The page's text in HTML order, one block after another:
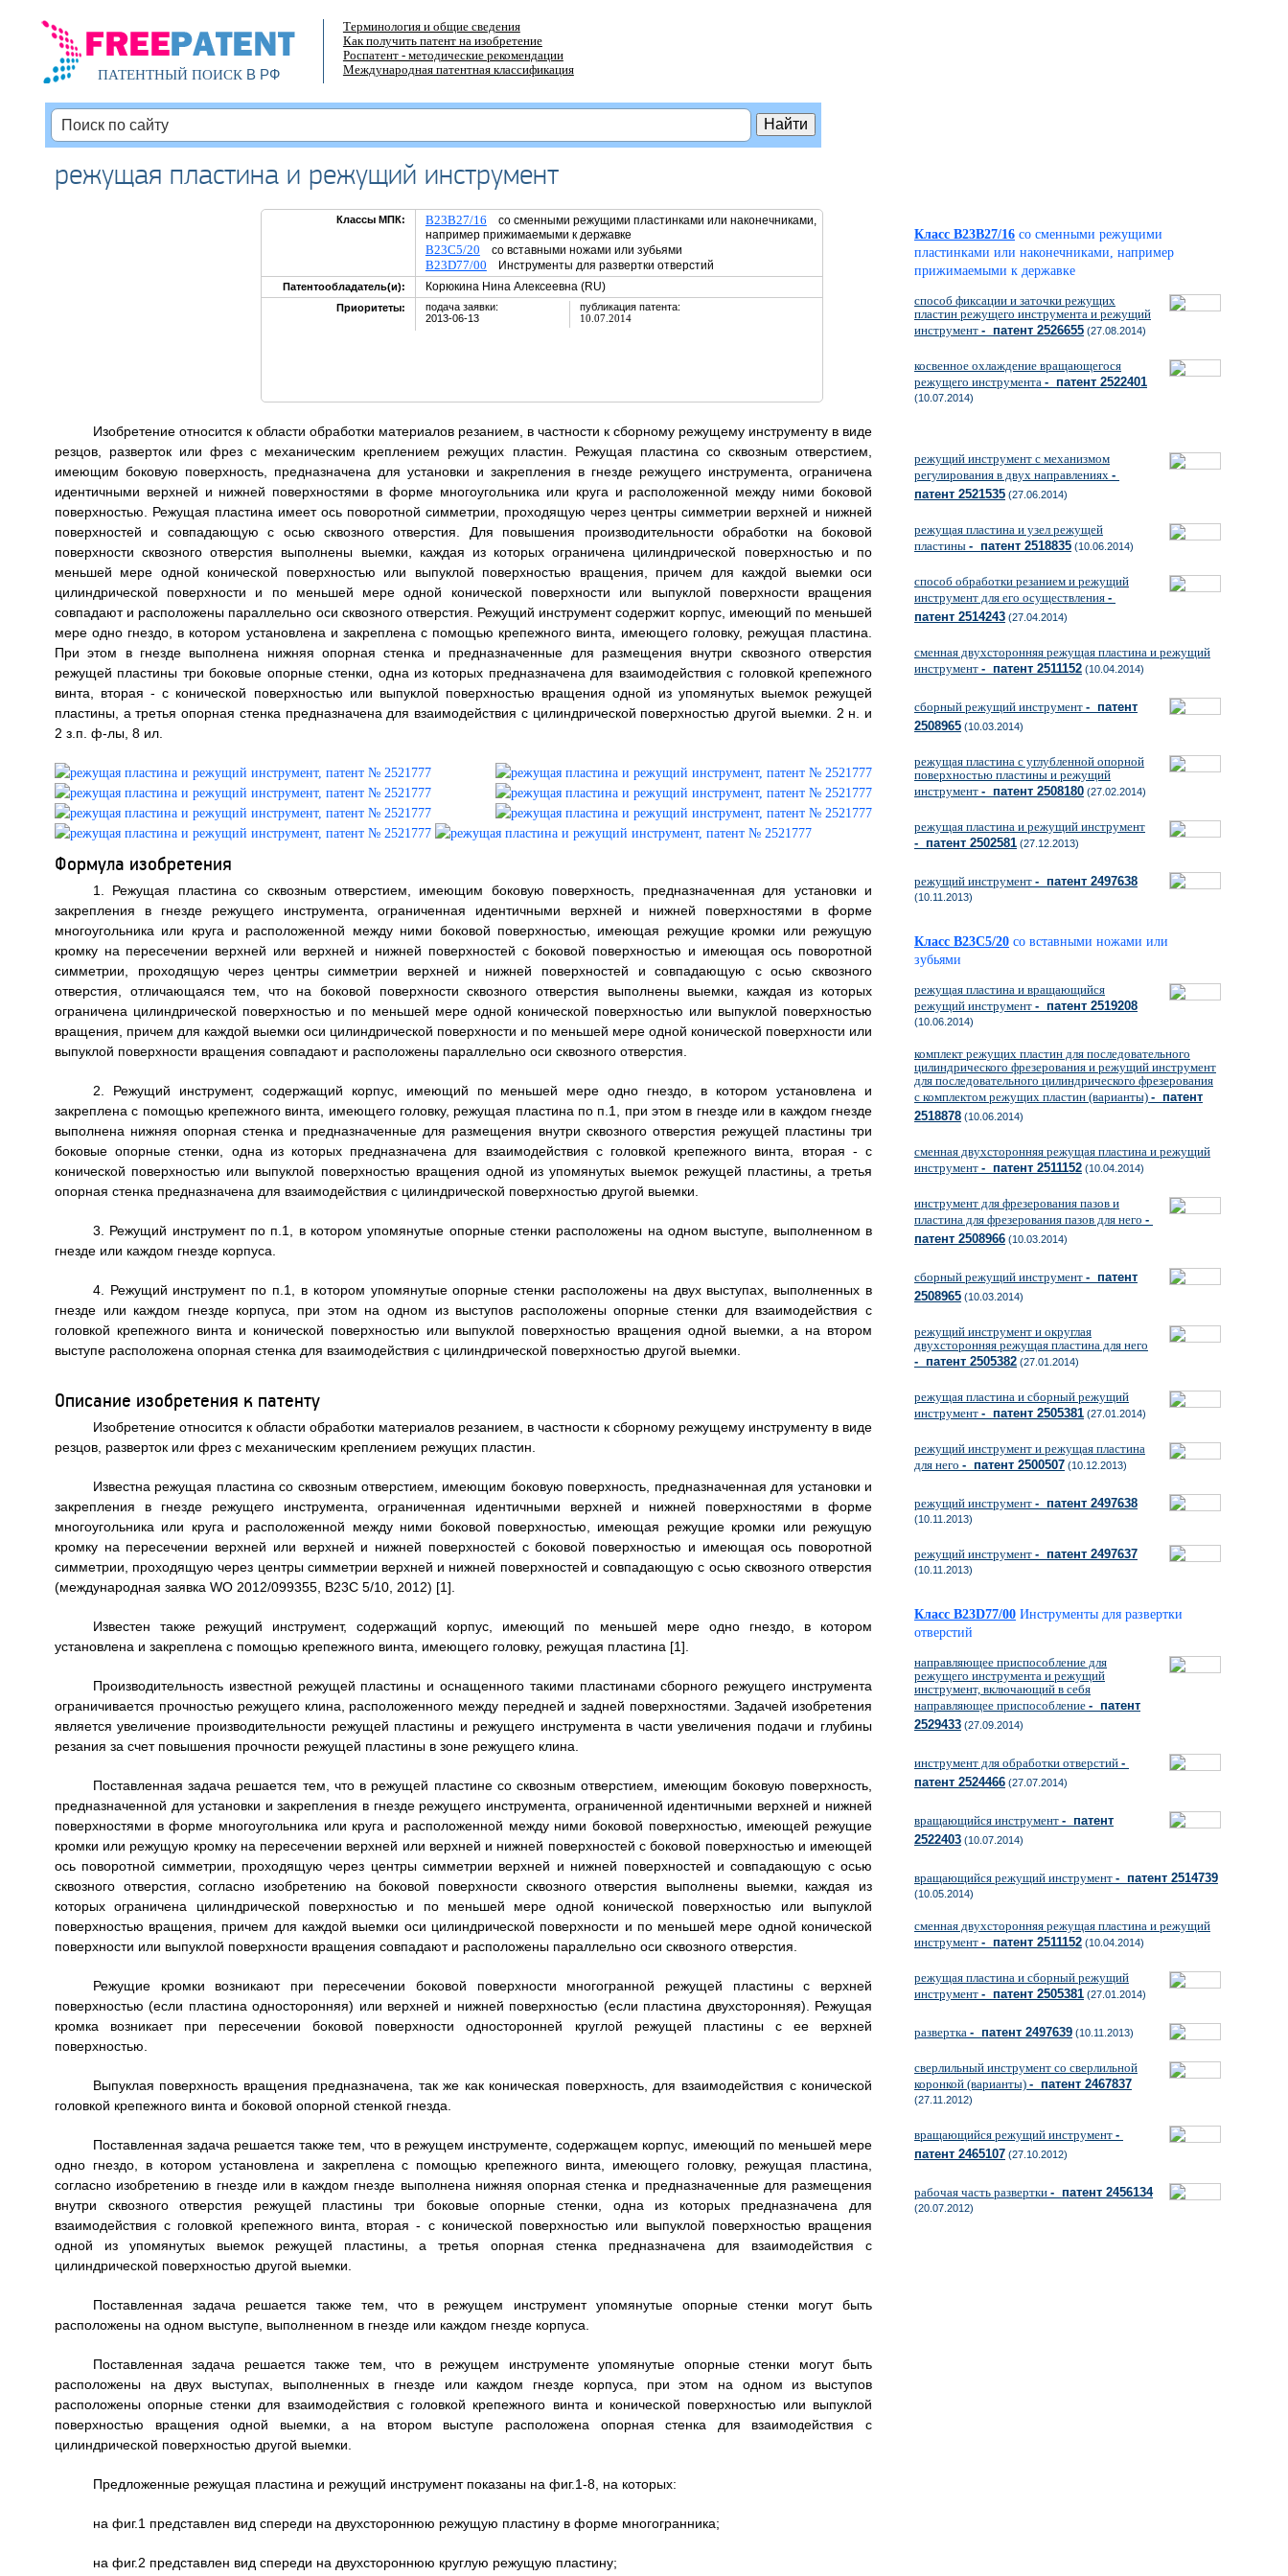
ПАТЕНТНЫЙ ПОИСКВ РФ
Терминология и общие сведения
Как получить патент на изобретение
Роспатент - методические рекомендации
Международная патентная классификация
режущая пластина и режущий инструмент
Классы МПК: B23B27/16 со сменными режущими пластинками или наконечниками,
например прижимаемыми к державке
B23C5/20 со вставными ножами или зубьями
B23D77/00 Инструменты для развертки отверстий
Патентообладатель(и): Корюкина Нина Алексеевна (RU)
Приоритеты:
подача заявки:
2013-06-13
публикация патента:
10.07.2014
Изобретение относится к области обработки материалов резанием, в частности к сборному режущему инструменту в виде
резцов, разверток или фрез с механическим креплением режущих пластин. Режущая пластина со сквозным отверстием,
имеющим боковую поверхность, предназначена для установки и закрепления в гнезде режущего инструмента, ограничена
идентичными верхней и нижней поверхностями в форме многоугольника или круга и расположенной между ними боковой
поверхностью. Режущая пластина имеет ось поворотной симметрии, проходящую через центры симметрии верхней и нижней
поверхностей и совпадающую с осью сквозного отверстия. Для повышения производительности обработки на боковой
поверхности сквозного отверстия выполнены выемки, каждая из которых ограничена цилиндрической поверхностью и по
меньшей мере одной конической поверхностью или выпуклой поверхностью вращения, причем для каждой выемки оси
цилиндрической поверхности и по меньшей мере одной конической поверхности или выпуклой поверхности вращения
совпадают и расположены параллельно оси сквозного отверстия. Режущий инструмент содержит корпус, имеющий по меньшей
мере одно гнездо, в котором установлена и закреплена с помощью крепежного винта, имеющего головку, режущая пластина.
При этом в гнезде выполнена нижняя опорная стенка и предназначенные для размещения внутри сквозного отверстия
режущей пластины три боковые опорные стенки, одна из которых предназначена для взаимодействия с головкой крепежного
винта, вторая - с конической поверхностью или выпуклой поверхностью вращения одной из упомянутых выемок режущей
пластины, а третья опорная стенка предназначена для взаимодействия с цилиндрической поверхностью другой выемки. 2 н. и
2 з.п. ф-лы, 8 ил.
Формула изобретения
1. Режущая пластина со сквозным отверстием, имеющим боковую поверхность, предназначенная для установки и
закрепления в гнезде режущего инструмента, ограниченная идентичными верхней и нижней поверхностями в форме
многоугольника или круга и расположенной между ними боковой поверхностью, имеющая режущие кромки или режущую
кромку на пересечении верхней или верхней и нижней поверхностей с боковой поверхностью и имеющая ось поворотной
симметрии, проходящую через центры симметрии верхней и нижней поверхностей и совпадающую с осью сквозного
отверстия, отличающаяся тем, что на боковой поверхности сквозного отверстия выполнены выемки, каждая из которых
ограничена цилиндрической поверхностью и по меньшей мере одной конической поверхностью или выпуклой поверхностью
вращения, причем для каждой выемки оси цилиндрической поверхности и по меньшей мере одной конической поверхности или
выпуклой поверхности вращения совпадают и расположены параллельно оси сквозного отверстия.
2. Режущий инструмент, содержащий корпус, имеющий по меньшей мере одно гнездо, в котором установлена и
закреплена с помощью крепежного винта, имеющего головку, режущая пластина по п.1, при этом в гнезде или в каждом гнезде
выполнена нижняя опорная стенка и предназначенные для размещения внутри сквозного отверстия режущей пластины три
боковые опорные стенки, одна из которых предназначена для взаимодействия с головкой крепежного винта, вторая - с
конической поверхностью или выпуклой поверхностью вращения одной из упомянутых выемок режущей пластины, а третья
опорная стенка предназначена для взаимодействия с цилиндрической поверхностью другой выемки.
3. Режущий инструмент по п.1, в котором упомянутые опорные стенки расположены на одном выступе, выполненном в
гнезде или каждом гнезде корпуса.
4. Режущий инструмент по п.1, в котором упомянутые опорные стенки расположены на двух выступах, выполненных в
гнезде или каждом гнезде корпуса, при этом на одном из выступов расположены опорные стенки для взаимодействия с
головкой крепежного винта и конической поверхностью или выпуклой поверхностью вращения одной выемки, а на втором
выступе расположена опорная стенка для взаимодействия с цилиндрической поверхностью другой выемки.
Описание изобретения к патенту
Изобретение относится к области обработки материалов резанием, в частности к сборному режущему инструменту в виде
резцов, разверток или фрез с механическим креплением режущих пластин.
Известна режущая пластина со сквозным отверстием, имеющим боковую поверхность, предназначенная для установки и
закрепления в гнезде режущего инструмента, ограниченная идентичными верхней и нижней поверхностями в форме
многоугольника или круга и расположенной между ними боковой поверхностью, имеющая режущие кромки или режущую
кромку на пересечении верхней или верхней и нижней поверхностей с боковой поверхностью и имеющая ось поворотной
симметрии, проходящую через центры симметрии верхней и нижней поверхностей и совпадающую с осью сквозного отверстия
(международная заявка WO 2012/099355, B23C 5/10, 2012) [1].
Известен также режущий инструмент, содержащий корпус, имеющий по меньшей мере одно гнездо, в котором
установлена и закреплена с помощью крепежного винта, имеющего головку, режущая пластина [1].
Производительность известной режущей пластины и оснащенного такими пластинами сборного режущего инструмента
ограничивается прочностью режущего клина, расположенного между передней и задней поверхностями. Задачей изобретения
является увеличение производительности режущей пластины и режущего инструмента в части увеличения подачи и глубины
резания за счет повышения прочности режущей пластины в зоне режущего клина.
Поставленная задача решается тем, что в режущей пластине со сквозным отверстием, имеющим боковую поверхность,
предназначенной для установки и закрепления в гнезде режущего инструмента, ограниченной идентичными верхней и нижней
поверхностями в форме многоугольника или круга и расположенной между ними боковой поверхностью, имеющей режущие
кромки или режущую кромку на пересечении верхней или верхней и нижней поверхностей с боковой поверхностью и имеющей
ось поворотной симметрии, проходящую через центры симметрии верхней и нижней поверхностей и совпадающую с осью
сквозного отверстия, согласно изобретению на боковой поверхности сквозного отверстия выполнены выемки, каждая из
которых ограничена цилиндрической поверхностью и по меньшей мере одной конической поверхностью или выпуклой
поверхностью вращения, причем для каждой выемки оси цилиндрической поверхности и по меньшей мере одной конической
поверхности или выпуклой поверхности вращения совпадают и расположены параллельно оси сквозного отверстия.
Режущие кромки возникают при пересечении боковой поверхности многогранной режущей пластины с верхней
поверхностью (если пластина односторонняя) или верхней и нижней поверхностью (если пластина двухсторонняя). Режущая
кромка возникает при пересечении боковой поверхности односторонней круглой режущей пластины с ее верхней
поверхностью.
Выпуклая поверхность вращения предназначена, так же как коническая поверхность, для взаимодействия с конической
головкой крепежного винта и боковой опорной стенкой гнезда.
Поставленная задача решается также тем, что в режущем инструменте, содержащем корпус, имеющий по меньшей мере
одно гнездо, в котором установлена и закреплена с помощью крепежного винта, имеющего головку, режущая пластина,
согласно изобретению в гнезде или в каждом гнезде выполнена нижняя опорная стенка и предназначенные для размещения
внутри сквозного отверстия режущей пластины три боковые опорные стенки, одна из которых предназначена для
взаимодействия с головкой крепежного винта, вторая - с конической поверхностью или выпуклой поверхностью вращения
одной из упомянутых выемок режущей пластины, а третья опорная стенка предназначена для взаимодействия с
цилиндрической поверхностью другой выемки.
Поставленная задача решается также тем, что в режущем инструмент упомянутые опорные стенки могут быть
расположены на одном выступе, выполненном в гнезде или каждом гнезде корпуса.
Поставленная задача решается также тем, что в режущем инструменте упомянутые опорные стенки могут быть
расположены на двух выступах, выполненных в гнезде или каждом гнезде корпуса, при этом на одном из выступов
расположены опорные стенки для взаимодействия с головкой крепежного винта и конической поверхностью или выпуклой
поверхностью вращения одной выемки, а на втором выступе расположена опорная стенка для взаимодействия с
цилиндрической поверхностью другой выемки.
Предложенные режущая пластина и режущий инструмент показаны на фиг.1-8, на которых:
на фиг.1 представлен вид спереди на двухстороннюю режущую пластину в форме многогранника;
на фиг.2 представлен вид спереди на двухстороннюю круглую режущую пластину;
Класс B23B27/16 со сменными режущими
пластинками или наконечниками, например
прижимаемыми к державке
способ фиксации и заточки режущих
пластин режущего инструмента и режущий
инструмент - патент 2526655 (27.08.2014)
косвенное охлаждение вращающегося
режущего инструмента - патент 2522401
(10.07.2014)
режущий инструмент с механизмом
регулирования в двух направлениях -
патент 2521535 (27.06.2014)
режущая пластина и узел режущей
пластины - патент 2518835 (10.06.2014)
способ обработки резанием и режущий
инструмент для его осуществления -
патент 2514243 (27.04.2014)
сменная двухсторонняя режущая пластина и режущий
инструмент - патент 2511152 (10.04.2014)
сборный режущий инструмент - патент
2508965 (10.03.2014)
режущая пластина с углубленной опорной
поверхностью пластины и режущий
инструмент - патент 2508180 (27.02.2014)
режущая пластина и режущий инструмент
- патент 2502581 (27.12.2013)
режущий инструмент - патент 2497638
(10.11.2013)
Класс B23C5/20 со вставными ножами или
зубьями
режущая пластина и вращающийся
режущий инструмент - патент 2519208
(10.06.2014)
комплект режущих пластин для последовательного
цилиндрического фрезерования и режущий инструмент
для последовательного цилиндрического фрезерования
с комплектом режущих пластин (варианты) - патент
2518878 (10.06.2014)
сменная двухсторонняя режущая пластина и режущий
инструмент - патент 2511152 (10.04.2014)
инструмент для фрезерования пазов и
пластина для фрезерования пазов для него -
патент 2508966 (10.03.2014)
сборный режущий инструмент - патент
2508965 (10.03.2014)
режущий инструмент и округлая
двухсторонняя режущая пластина для него
- патент 2505382 (27.01.2014)
режущая пластина и сборный режущий
инструмент - патент 2505381 (27.01.2014)
режущий инструмент и режущая пластина
для него - патент 2500507 (10.12.2013)
режущий инструмент - патент 2497638
(10.11.2013)
режущий инструмент - патент 2497637
(10.11.2013)
Класс B23D77/00 Инструменты для развертки
отверстий
направляющее приспособление для
режущего инструмента и режущий
инструмент, включающий в себя
направляющее приспособление - патент
2529433 (27.09.2014)
инструмент для обработки отверстий -
патент 2524466 (27.07.2014)
вращающийся инструмент - патент
2522403 (10.07.2014)
вращающийся режущий инструмент - патент 2514739
(10.05.2014)
сменная двухсторонняя режущая пластина и режущий
инструмент - патент 2511152 (10.04.2014)
режущая пластина и сборный режущий
инструмент - патент 2505381 (27.01.2014)
развертка - патент 2497639 (10.11.2013)
сверлильный инструмент со сверлильной
коронкой (варианты) - патент 2467837
(27.11.2012)
вращающийся режущий инструмент -
патент 2465107 (27.10.2012)
рабочая часть развертки - патент 2456134
(20.07.2012)